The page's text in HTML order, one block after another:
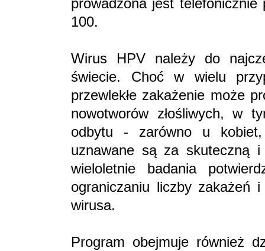
prowadzona jest telefonicznie
100.
Wirus HPV należy do
świecie. Choć w wielu
przewlekłe zakażenie może
nowotworów złośliwych, w
odbytu - zarówno u
uznawane są za skuteczną
wieloletnie badania
ograniczaniu liczby zakażeń
wirusa.
Program obejmuje również